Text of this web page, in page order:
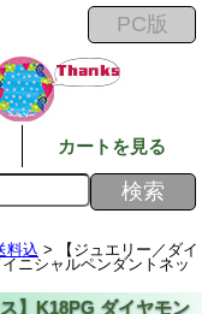
カートを見る
料込 > 【ジュエリー／ダイ
ニシャルペンダントネッ